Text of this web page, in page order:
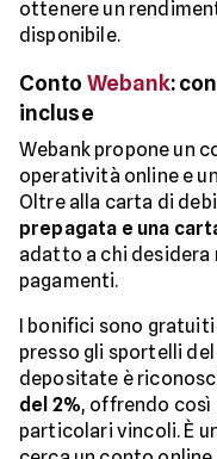
ottenere un
disponibile.
Conto Webank:
incluse
Webank propone un
operatività online e
Oltre alla carta di
prepagata e una
adatto a chi desidera
pagamenti.
I bonifici sono
presso gli sportelli del
depositate è
del 2%, offrendo così
particolari vincoli. È